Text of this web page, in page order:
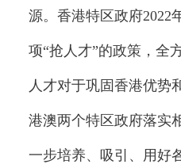
源。香港特区政府2022
项“抢人才”的政策，全
人才对于巩固香港优势
港澳两个特区政府落实
一步培养、吸引、用好